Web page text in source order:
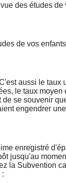
des études de
de vos
aussi le
le taux
se souvenir
engendrer
enregistré
jusqu'au
la Subvention
: